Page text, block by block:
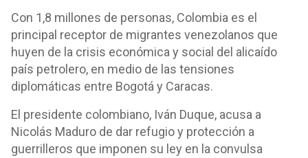
Con 1,8 millones de personas, Colombia es el
principal receptor de migrantes venezolanos que
huyen de la crisis económica y social del alicaído
país petrolero, en medio de las tensiones
diplomáticas entre Bogotá y Caracas.
El presidente colombiano, Iván Duque, acusa a
Nicolás Maduro de dar refugio y protección a
guerrilleros que imponen su ley en la convulsa